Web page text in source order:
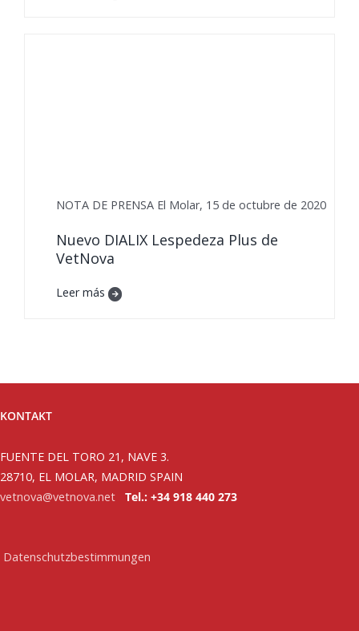
NOTA DE PRENSA El Molar, 15 de octubre de 2020
Nuevo DIALIX Lespedeza Plus de
VetNova
Leer más
KONTAKT
FUENTE DEL TORO 21, NAVE 3.
28710, EL MOLAR, MADRID SPAIN
vetnova@vetnova.net
Tel.: +34 918 440 273
Datenschutzbestimmungen